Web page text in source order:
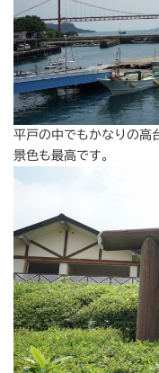
平戸の中でもかなりの高
景色も最高です。